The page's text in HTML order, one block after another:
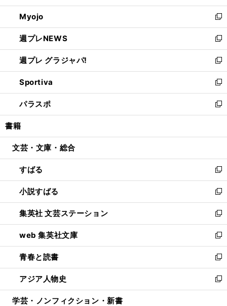
開
く
ウ
で
開
く
ン
ド
ウ
で
開
く
ウ
ィ
ン
ド
ウ
で
開
く
Myojo
新
し
い
ウ
ィ
ン
ド
ウ
で
開
週プレNEWS
新
し
い
ウ
ィ
ン
ド
ウ
開
週プレ グラジャパ!
新
し
い
ウ
ィ
ン
ウ
開
く
Sportiva
新
し
い
ウ
ン
ウ
で
開
く
パラスポ
新
し
ウ
ン
ド
ウ
で
開
く
書籍
文芸・文庫・総合
すばる
新
し
い
ウ
ィ
ン
ド
ウ
で
開
く
小説すばる
新
し
い
ウ
ィ
ン
ド
ウ
で
開
集英社 文芸ステーション
新
し
い
ウ
ィ
ン
ド
ウ
web 集英社文庫
新
し
い
ウ
ィ
ン
青春と読書
新
し
い
ウ
アジア人物史
新
し
学芸・ノンフィクション・新書